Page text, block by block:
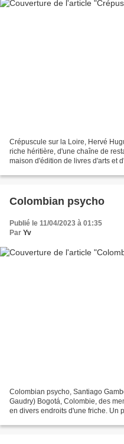
Crépuscule sur la Loire, Hervé
riche héritière, d'une chaîne de
maison d'édition de livres d'arts et
Colombian psycho
Publié le 11/04/2023 à 01:35
Par Yv
Colombian psycho, Santiago
Gaudry) Bogotá, Colombie, des
en divers endroits d'une friche. Un